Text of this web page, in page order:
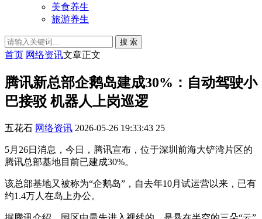
美食养生
旅游养生
搜 索
首页 网络资讯文章正文
腾讯新总部企鹅岛建成30%：自动驾驶小
巴接驳 机器人上岗巡逻
五花石 网络资讯 2026-05-26 19:33:43 25
5月26日消息，今日，腾讯宣布，位于深圳前海大铲湾片区的
腾讯总部基地目前已建成30%。
该总部基地又被称为“企鹅岛”，自去年10月试运营以来，已有
约1.4万人在岛上办公。